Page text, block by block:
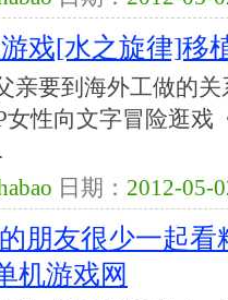
戏[水之旋律]移
亲要到海外工做的
性向文字冒险逛戏
日期： 2012-05-
朋友很少一起
机游戏网